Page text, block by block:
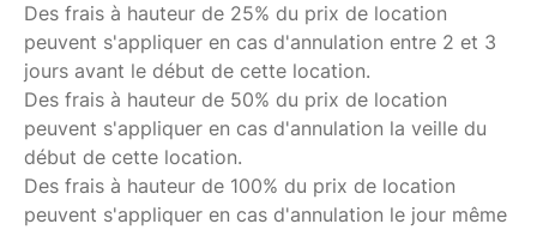
Des frais à hauteur de 25% du prix de location
peuvent s'appliquer en cas d'annulation entre 2 et 3
jours avant le début de cette location.
Des frais à hauteur de 50% du prix de location
peuvent s'appliquer en cas d'annulation la veille du
début de cette location.
Des frais à hauteur de 100% du prix de location
peuvent s'appliquer en cas d'annulation le jour même